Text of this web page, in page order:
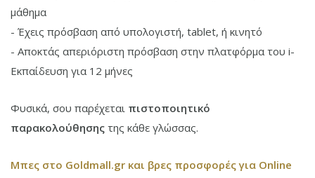
μάθημα
- Έχεις πρόσβαση από υπολογιστή, tablet, ή κινητό
- Αποκτάς απεριόριστη πρόσβαση στην πλατφόρμα του i-
Εκπαίδευση για 12 μήνες
Φυσικά, σου παρέχεται πιστοποιητικό
παρακολούθησης της κάθε γλώσσας.
Μπες στο Goldmall.gr και βρες προσφορές για Online